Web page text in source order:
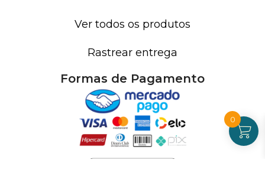
Ver todos os produtos
Rastrear entrega
Formas de Pagamento
0